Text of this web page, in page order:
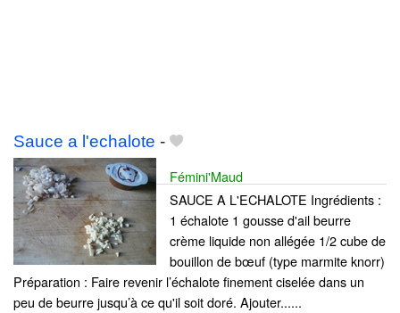
Sauce a l'echalote -
Fémini'Maud
SAUCE A L'ECHALOTE Ingrédients :
1 échalote 1 gousse d'ail beurre
crème liquide non allégée 1/2 cube de
bouillon de bœuf (type marmite knorr)
Préparation : Faire revenir l’échalote finement ciselée dans un
peu de beurre jusqu’à ce qu'il soit doré. Ajouter......